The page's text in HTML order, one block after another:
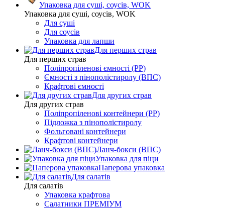
Упаковка для суші, соусів, WOK
Упаковка для суші, соусів, WOK
Для суші
Для соусів
Упаковка для лапши
Для перших страв
Для перших страв
Поліпропіленові ємності (PP)
Ємності з пінополістиролу (ВПС)
Крафтові ємності
Для других страв
Для других страв
Поліпропіленові контейнери (PP)
Підложка з пінополістиролу
Фольговані контейнери
Крафтові контейнери
Ланч-бокси (ВПС)
Упаковка для піци
Паперова упаковка
Для салатів
Для салатів
Упаковка крафтова
Салатники ПРЕМІУМ